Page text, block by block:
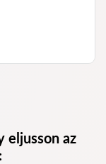
eljusson az